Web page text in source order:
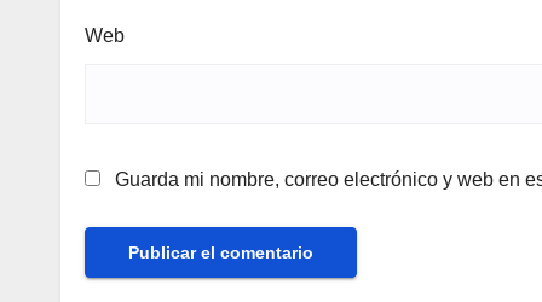
Web
Guarda mi nombre, correo electrónico y web en